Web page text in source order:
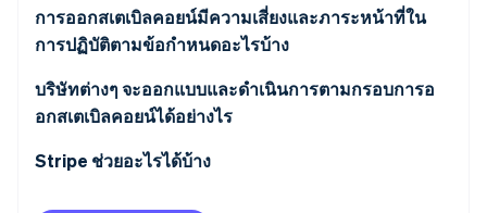
มาตรการควบคุมการดำเนินงาน: ส่วนที่เชื่อมโยงเข้าหา
การออกสเตเบิลคอยน์มีความเสี่ยงและภาระหน้าที่ใน
การปฏิบัติตามข้อกำหนดอะไรบ้าง
ความเสี่ยงด้านเงินสำรองและสภาพคล่อง
การปฏิบัติตามข้อกำหนดและการคุ้มครองผู้บริโภค
บริษัทต่างๆ จะออกแบบและดำเนินการตามกรอบการอ
อกสเตเบิลคอยน์ได้อย่างไร
Stripe ช่วยอะไรได้บ้าง